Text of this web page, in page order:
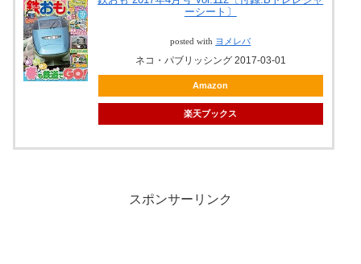
ーシート〕
posted with ヨメレバ
ネコ・パブリッシング 2017-03-01
Amazon
楽天ブックス
スポンサーリンク